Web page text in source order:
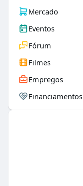
Mercado
Eventos
Fórum
Filmes
Empregos
Financiamentos